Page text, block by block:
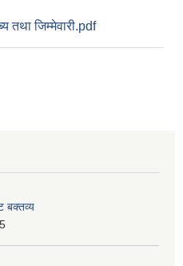
तथा जिम्मेवारी.pdf
बक्तव्य